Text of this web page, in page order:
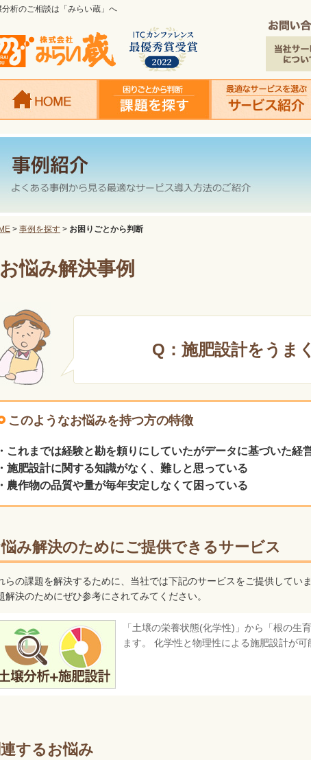
分析のご相談は「みらい蔵」へ
> 事例を探す > お困りごとから判断
お悩み解決事例
Q： 施肥設計をうま
このようなお悩みを持つ方の特徴
・これまでは経験と勘を頼りにしていたがデータに基づいた経
・施肥設計に関する知識がなく、難しと思っている
・農作物の品質や量が毎年安定しなくて困っている
み解決のためにご提供できるサービス
らの課題を解決するために、当社では下記のサービスをご提供していま
解決のためにぜひ参考にされてみてください。
「土壌の栄養状態(化学性)」から「根の生
ます。 化学性と物理性による施肥設計が可
するお悩み